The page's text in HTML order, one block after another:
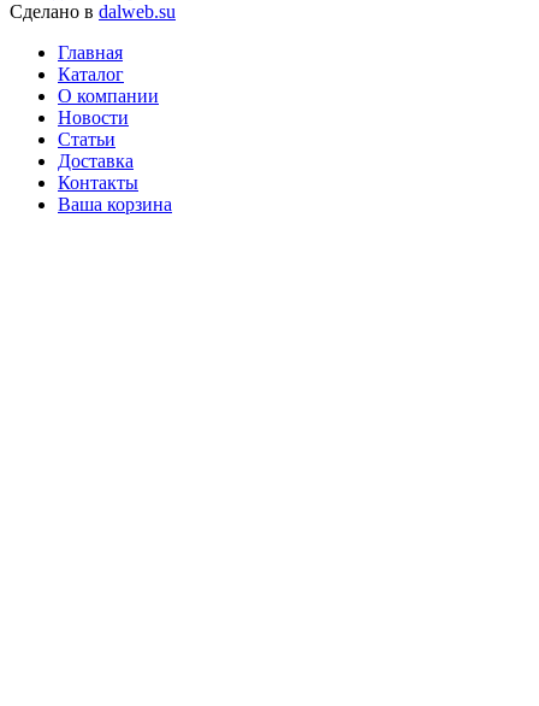
Сделано в dalweb.su
Главная
Каталог
О компании
Новости
Статьи
Доставка
Контакты
Ваша корзина